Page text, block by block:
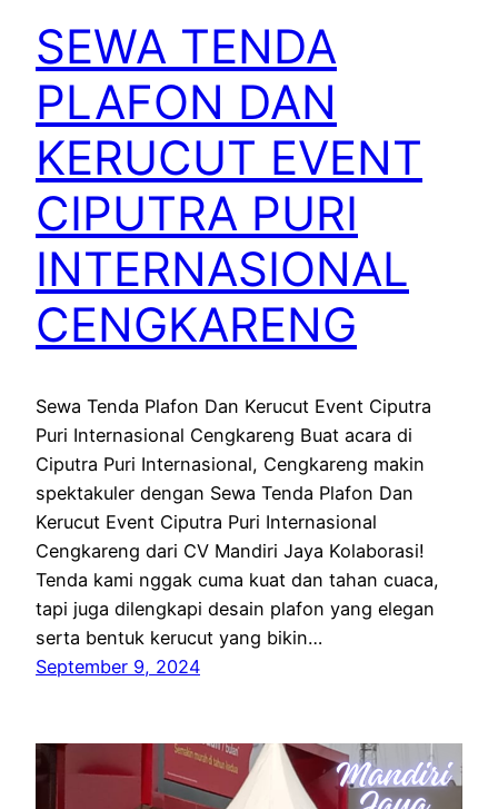
SEWA TENDA
PLAFON DAN
KERUCUT EVENT
CIPUTRA PURI
INTERNASIONAL
CENGKARENG
Sewa Tenda Plafon Dan Kerucut Event Ciputra
Puri Internasional Cengkareng Buat acara di
Ciputra Puri Internasional, Cengkareng makin
spektakuler dengan Sewa Tenda Plafon Dan
Kerucut Event Ciputra Puri Internasional
Cengkareng dari CV Mandiri Jaya Kolaborasi!
Tenda kami nggak cuma kuat dan tahan cuaca,
tapi juga dilengkapi desain plafon yang elegan
serta bentuk kerucut yang bikin…
September 9, 2024